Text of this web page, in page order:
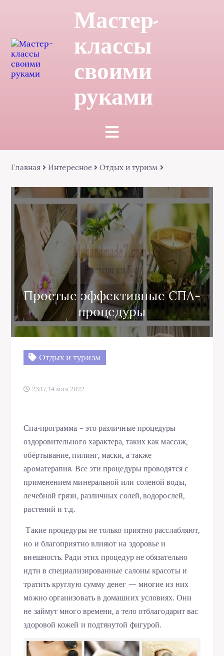
Мастер-
классы
своими
руками
Главная Интересное Отдых и туризм
Простые эффективные СПА-
процедуры
Отдых и туризм
23:17, 14 мая 2022
Спа-программа – это различные процедуры
оздоровительного характера, таких как массаж,
обёртывание, пилинг, маски, а также
ароматерапия. Все эти процедуры проводятся с
применением минеральной или соленой воды,
лечебной грязи, различных солей, водорослей,
растений и т.д.
Такие процедуры не только приятно расслабляют,
но и благоприятно влияют на здоровье и
внешность. Ради этих процедур не обязательно
идти в специализированные салоны красоты и
тратить круглую сумму денег — многие из них
можно организовать в домашних условиях. Они
не займут много времени, а тело отблагодарит вас
здоровой кожей и подтянутой фигурой.